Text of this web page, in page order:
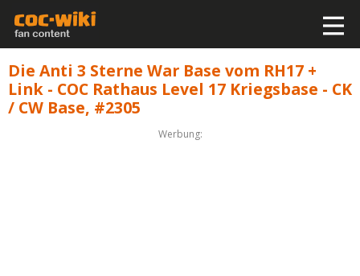
Die Anti 3 Sterne War Base vom RH17 +
Link - COC Rathaus Level 17 Kriegsbase - CK
/ CW Base, #2305
Werbung: